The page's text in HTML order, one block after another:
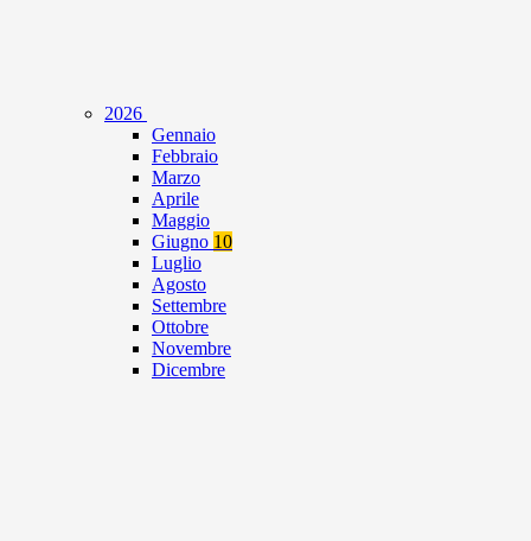
2026
Gennaio
Febbraio
Marzo
Aprile
Maggio
Giugno 10
Luglio
Agosto
Settembre
Ottobre
Novembre
Dicembre